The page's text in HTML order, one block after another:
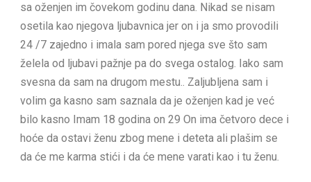
sa oženjen im čovekom godinu dana. Nikad se nisam
osetila kao njegova ljubavnica jer on i ja smo provodili
24 /7 zajedno i imala sam pored njega sve što sam
želela od ljubavi pažnje pa do svega ostalog. Iako sam
svesna da sam na drugom mestu.. Zaljubljena sam i
volim ga kasno sam saznala da je oženjen kad je već
bilo kasno Imam 18 godina on 29 On ima četvoro dece i
hoće da ostavi ženu zbog mene i deteta ali plašim se
da će me karma stići i da će mene varati kao i tu ženu.